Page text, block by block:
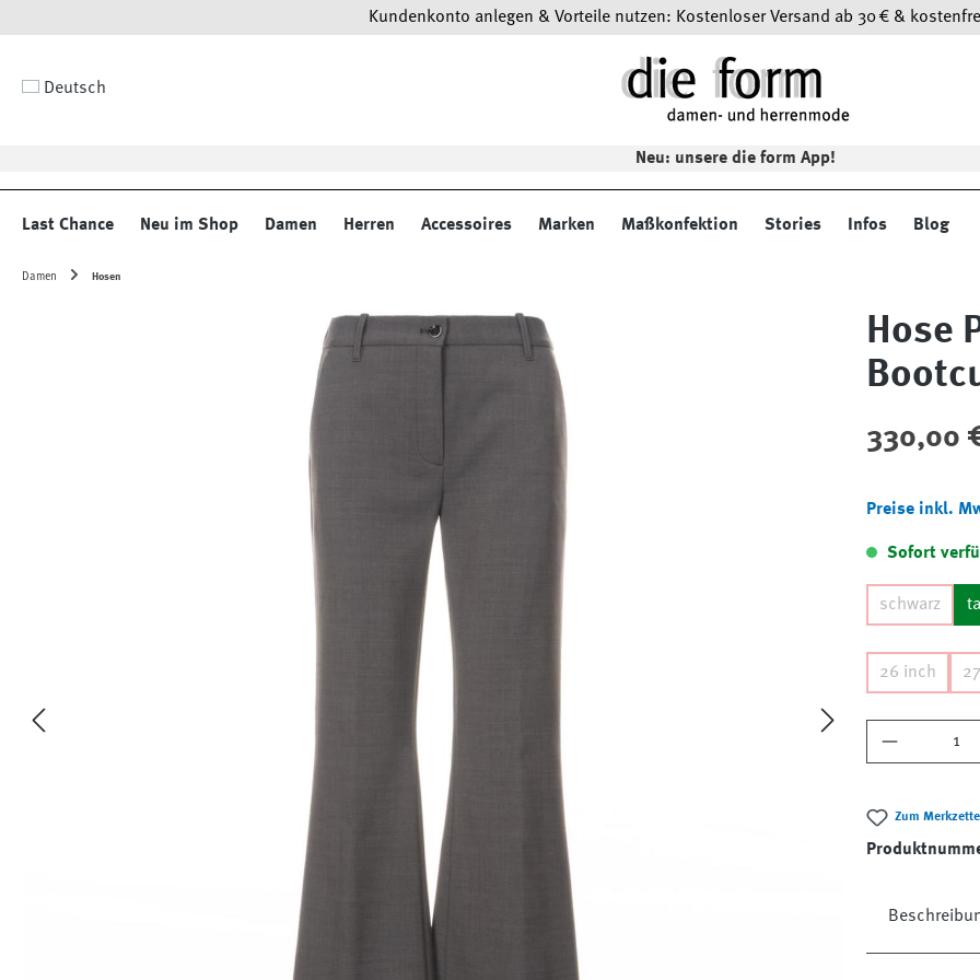
Kundenkonto anlegen & Vorteile nutzen: Kostenloser Versand ab 30 € &
Deutsch
Neu: unsere die form App!
Last Chance Neu im Shop Damen Herren Accessoires Marken Maßkonfektion Stories Infos Blog
Damen Hosen
Hose
Regulärer
330,00
Preise inkl.
Sofort
schwarz
26 inch
Produkt
Zum